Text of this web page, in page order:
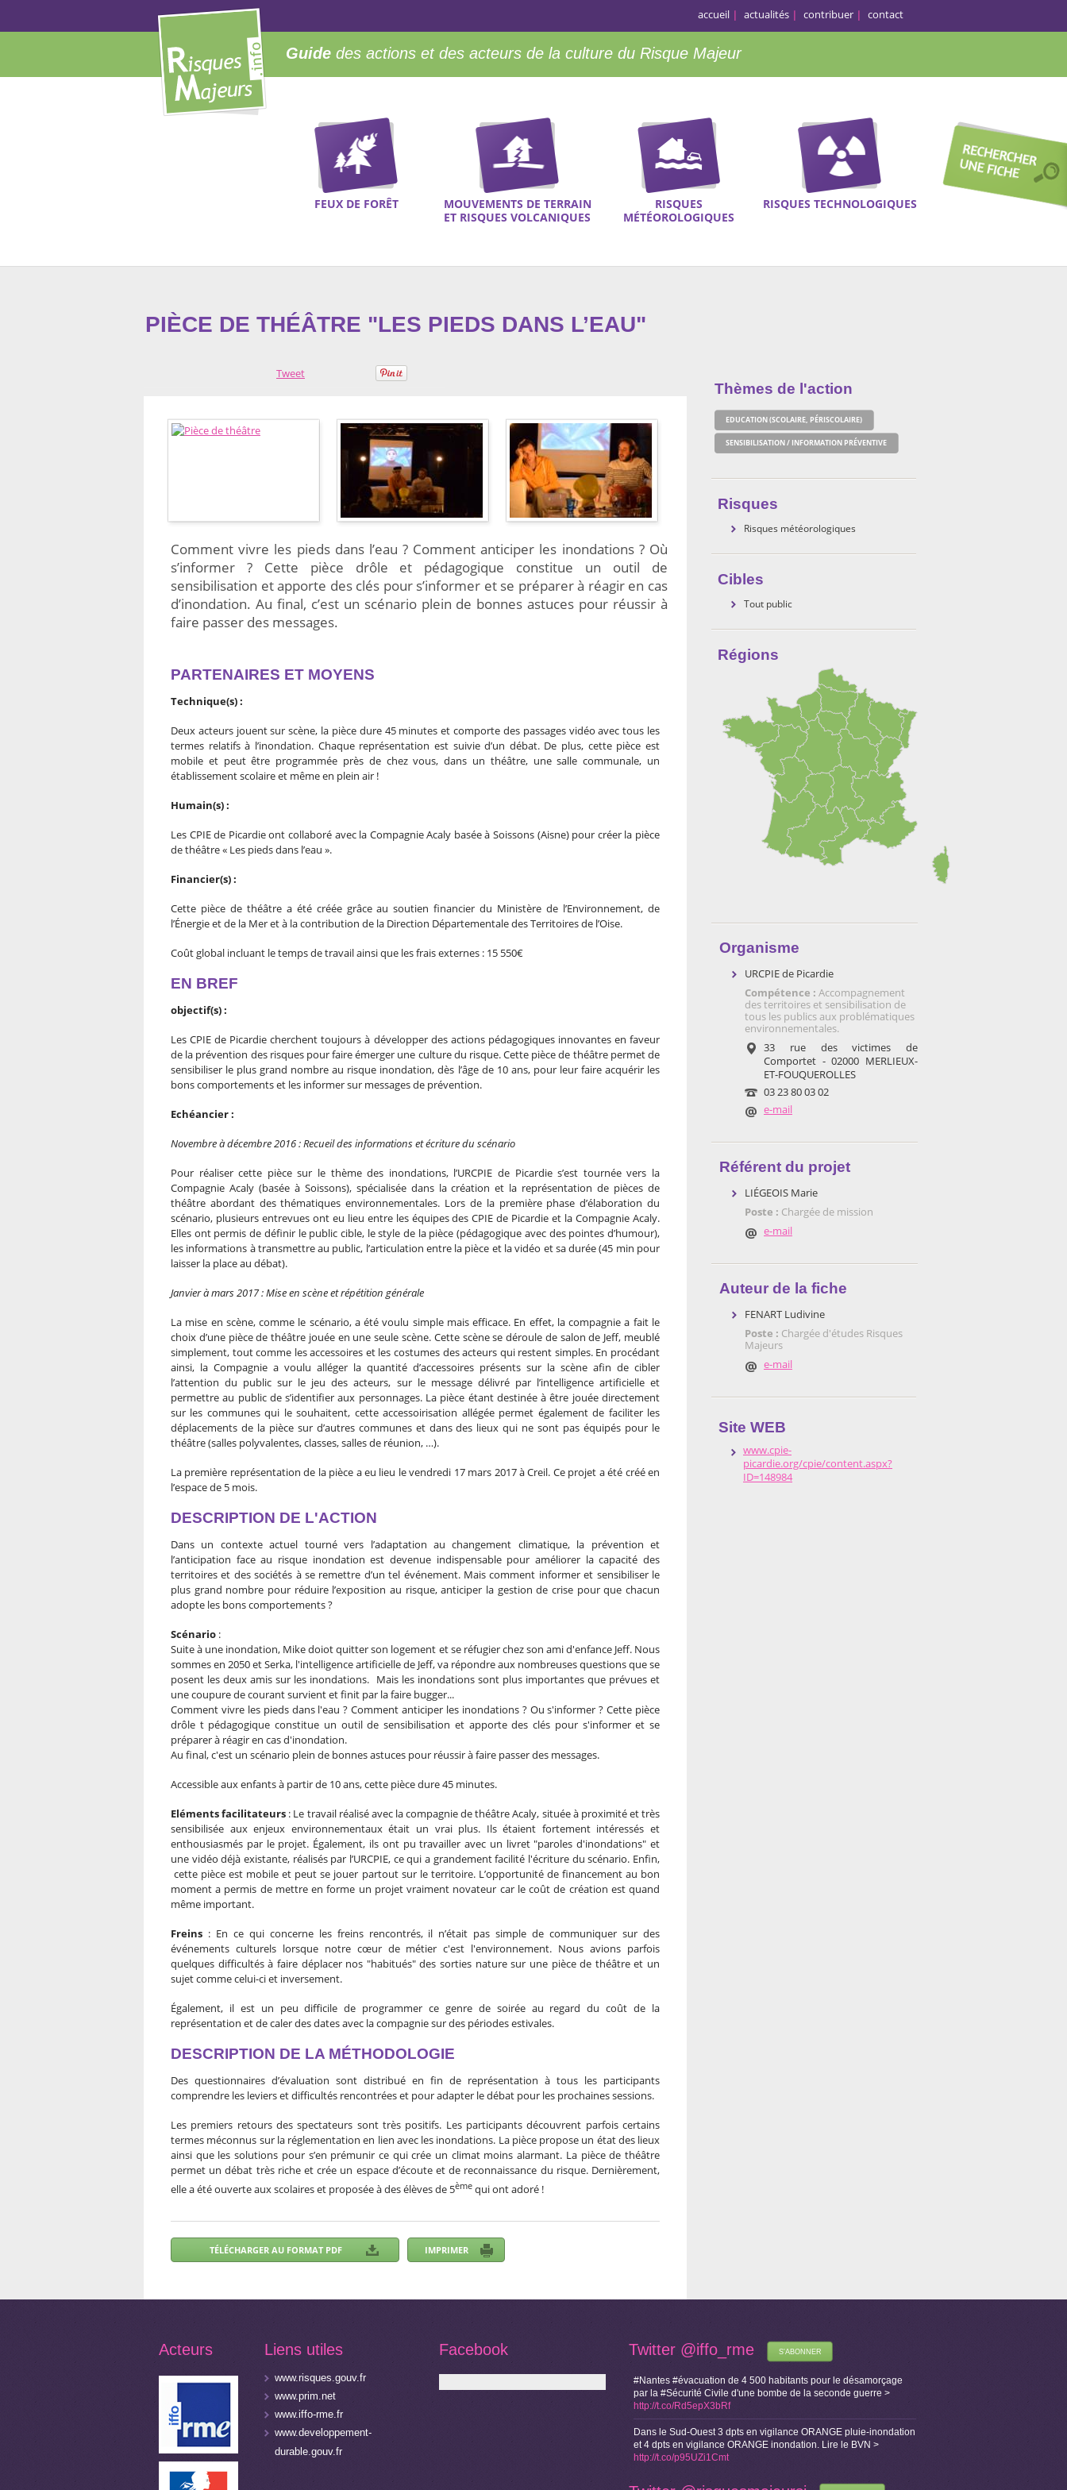
accueil actualités contribuer contact
Guide des actions et des acteurs de la culture du Risque Majeur
FEUX DE FORÊT
MOUVEMENTS DE TERRAIN
ET RISQUES VOLCANIQUES
RISQUES
MÉTÉOROLOGIQUES
RISQUES TECHNOLOGIQUES
PIÈCE DE THÉÂTRE "LES PIEDS DANS L’EAU"
Tweet
Comment vivre les pieds dans l’eau ? Comment anticiper les inondations ? Où
s’informer ? Cette pièce drôle et pédagogique constitue un outil de
sensibilisation et apporte des clés pour s’informer et se préparer à réagir en cas
d’inondation. Au final, c’est un scénario plein de bonnes astuces pour réussir à
faire passer des messages.
PARTENAIRES ET MOYENS
Technique(s) :
Deux acteurs jouent sur scène, la pièce dure 45 minutes et comporte des passages vidéo avec tous les
termes relatifs à l’inondation. Chaque représentation est suivie d’un débat. De plus, cette pièce est
mobile et peut être programmée près de chez vous, dans un théâtre, une salle communale, un
établissement scolaire et même en plein air !
Humain(s) :
Les CPIE de Picardie ont collaboré avec la Compagnie Acaly basée à Soissons (Aisne) pour créer la pièce
de théâtre « Les pieds dans l’eau ».
Financier(s) :
Cette pièce de théâtre a été créée grâce au soutien financier du Ministère de l’Environnement, de
l’Énergie et de la Mer et à la contribution de la Direction Départementale des Territoires de l’Oise.
Coût global incluant le temps de travail ainsi que les frais externes : 15 550€
EN BREF
objectif(s) :
Les CPIE de Picardie cherchent toujours à développer des actions pédagogiques innovantes en faveur
de la prévention des risques pour faire émerger une culture du risque. Cette pièce de théâtre permet de
sensibiliser le plus grand nombre au risque inondation, dès l’âge de 10 ans, pour leur faire acquérir les
bons comportements et les informer sur messages de prévention.
Echéancier :
Novembre à décembre 2016 : Recueil des informations et écriture du scénario
Pour réaliser cette pièce sur le thème des inondations, l’URCPIE de Picardie s’est tournée vers la
Compagnie Acaly (basée à Soissons), spécialisée dans la création et la représentation de pièces de
théâtre abordant des thématiques environnementales. Lors de la première phase d’élaboration du
scénario, plusieurs entrevues ont eu lieu entre les équipes des CPIE de Picardie et la Compagnie Acaly.
Elles ont permis de définir le public cible, le style de la pièce (pédagogique avec des pointes d’humour),
les informations à transmettre au public, l’articulation entre la pièce et la vidéo et sa durée (45 min pour
laisser la place au débat).
Janvier à mars 2017 : Mise en scène et répétition générale
La mise en scène, comme le scénario, a été voulu simple mais efficace. En effet, la compagnie a fait le
choix d’une pièce de théâtre jouée en une seule scène. Cette scène se déroule de salon de Jeff, meublé
simplement, tout comme les accessoires et les costumes des acteurs qui restent simples. En procédant
ainsi, la Compagnie a voulu alléger la quantité d’accessoires présents sur la scène afin de cibler
l’attention du public sur le jeu des acteurs, sur le message délivré par l’intelligence artificielle et
permettre au public de s’identifier aux personnages. La pièce étant destinée à être jouée directement
sur les communes qui le souhaitent, cette accessoirisation allégée permet également de faciliter les
déplacements de la pièce sur d’autres communes et dans des lieux qui ne sont pas équipés pour le
théâtre (salles polyvalentes, classes, salles de réunion, …).
La première représentation de la pièce a eu lieu le vendredi 17 mars 2017 à Creil. Ce projet a été créé en
l’espace de 5 mois.
DESCRIPTION DE L'ACTION
Dans un contexte actuel tourné vers l’adaptation au changement climatique, la prévention et
l’anticipation face au risque inondation est devenue indispensable pour améliorer la capacité des
territoires et des sociétés à se remettre d’un tel événement. Mais comment informer et sensibiliser le
plus grand nombre pour réduire l’exposition au risque, anticiper la gestion de crise pour que chacun
adopte les bons comportements ?
Scénario :
Suite à une inondation, Mike doiot quitter son logement et se réfugier chez son ami d'enfance Jeff. Nous
sommes en 2050 et Serka, l'intelligence artificielle de Jeff, va répondre aux nombreuses questions que se
posent les deux amis sur les inondations. Mais les inondations sont plus importantes que prévues et
une coupure de courant survient et finit par la faire bugger...
Comment vivre les pieds dans l'eau ? Comment anticiper les inondations ? Ou s'informer ? Cette pièce
drôle t pédagogique constitue un outil de sensibilisation et apporte des clés pour s'informer et se
préparer à réagir en cas d'inondation.
Au final, c'est un scénario plein de bonnes astuces pour réussir à faire passer des messages.
Accessible aux enfants à partir de 10 ans, cette pièce dure 45 minutes.
Eléments facilitateurs : Le travail réalisé avec la compagnie de théâtre Acaly, située à proximité et très
sensibilisée aux enjeux environnementaux était un vrai plus. Ils étaient fortement intéressés et
enthousiasmés par le projet. Également, ils ont pu travailler avec un livret "paroles d'inondations" et
une vidéo déjà existante, réalisés par l’URCPIE, ce qui a grandement facilité l'écriture du scénario. Enfin,
cette pièce est mobile et peut se jouer partout sur le territoire. L’opportunité de financement au bon
moment a permis de mettre en forme un projet vraiment novateur car le coût de création est quand
même important.
Freins : En ce qui concerne les freins rencontrés, il n’était pas simple de communiquer sur des
événements culturels lorsque notre cœur de métier c'est l'environnement. Nous avions parfois
quelques difficultés à faire déplacer nos "habitués" des sorties nature sur une pièce de théâtre et un
sujet comme celui-ci et inversement.
Également, il est un peu difficile de programmer ce genre de soirée au regard du coût de la
représentation et de caler des dates avec la compagnie sur des périodes estivales.
DESCRIPTION DE LA MÉTHODOLOGIE
Des questionnaires d’évaluation sont distribué en fin de représentation à tous les participants
comprendre les leviers et difficultés rencontrées et pour adapter le débat pour les prochaines sessions.
Les premiers retours des spectateurs sont très positifs. Les participants découvrent parfois certains
termes méconnus sur la réglementation en lien avec les inondations. La pièce propose un état des lieux
ainsi que les solutions pour s’en prémunir ce qui crée un climat moins alarmant. La pièce de théâtre
permet un débat très riche et crée un espace d’écoute et de reconnaissance du risque. Dernièrement,
elle a été ouverte aux scolaires et proposée à des élèves de 5ème qui ont adoré !
Thèmes de l'action
EDUCATION (SCOLAIRE, PÉRISCOLAIRE)
SENSIBILISATION / INFORMATION PRÉVENTIVE
Risques
Risques météorologiques
Cibles
Tout public
Régions
Organisme
URCPIE de Picardie
Compétence : Accompagnement
des territoires et sensibilisation de
tous les publics aux problématiques
environnementales.
33 rue des victimes de
Comportet - 02000 MERLIEUX-
ET-FOUQUEROLLES
03 23 80 03 02
e-mail
Référent du projet
LIÉGEOIS Marie
Poste : Chargée de mission
e-mail
Auteur de la fiche
FENART Ludivine
Poste : Chargée d'études Risques
Majeurs
e-mail
Site WEB
www.cpie-
picardie.org/cpie/content.aspx?
ID=148984
Acteurs Liens utiles
www.risques.gouv.fr
www.prim.net
www.iffo-rme.fr
www.developpement-
durable.gouv.fr
Facebook Twitter @iffo_rme S'ABONNER
#Nantes #évacuation de 4 500 habitants pour le désamorçage
par la #Sécurité Civile d'une bombe de la seconde guerre >
http://t.co/Rd5epX3bRf
Dans le Sud-Ouest 3 dpts en vigilance ORANGE pluie-inondation
et 4 dpts en vigilance ORANGE inondation. Lire le BVN >
http://t.co/p95UZi1Cmt